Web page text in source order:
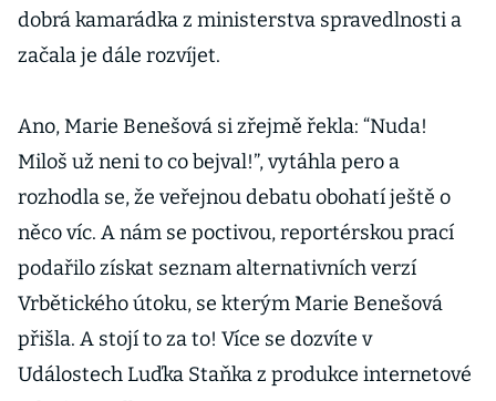
dobrá kamarádka z ministerstva spravedlnosti a
začala je dále rozvíjet.
Ano, Marie Benešová si zřejmě řekla: “Nuda!
Miloš už neni to co bejval!”, vytáhla pero a
rozhodla se, že veřejnou debatu obohatí ještě o
něco víc. A nám se poctivou, reportérskou prací
podařilo získat seznam alternativních verzí
Vrbětického útoku, se kterým Marie Benešová
přišla. A stojí to za to! Více se dozvíte v
Událostech Luďka Staňka z produkce internetové